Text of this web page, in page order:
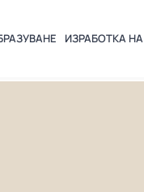
ИЗРАБОТКА НА